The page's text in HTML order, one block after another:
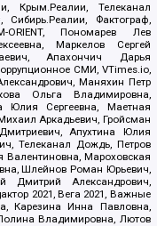
Крым.Реалии, Телеканал
Фактограф,
ORIENT, Пономарев Лев
Маркелов Сергей
Апахончич Дарья
СМИ, VTimes.io,
Маняхин Петр
Ольга Владимировна,
Юлия Сергеевна, Маетная
Аркадьевич, Гройсман
Апухтина Юлия
Телеканал Дождь, Петров
Мароховская
Шлейнов Роман Юрьевич,
Дмитрий Александрович,
2021, Вега 2021, Важные
Карезина Инна Павловна,
Владимировна, Лютов